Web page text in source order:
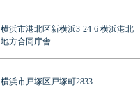
横浜市港北区新横浜3-24-6 横浜港北
地方合同庁舎
横浜市戸塚区戸塚町2833